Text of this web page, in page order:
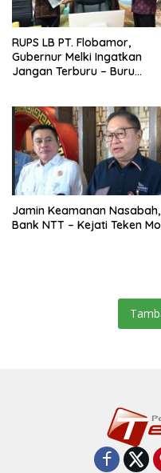
RUPS LB PT. Flobamor,
Gubernur Melki Ingatkan
Jangan Terburu – Buru
Jamin Keamanan Nasabah,
Bank NTT – Kejati Teken